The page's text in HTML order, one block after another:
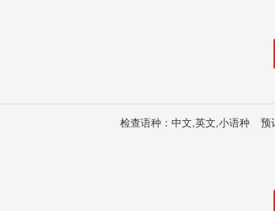
检查语种：中文,英文,小语种 预